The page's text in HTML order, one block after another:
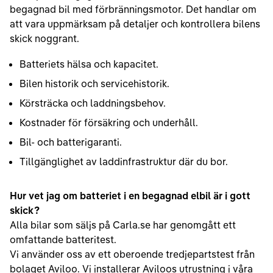
begagnad bil med förbränningsmotor. Det handlar om
att vara uppmärksam på detaljer och kontrollera bilens
skick noggrant.
Batteriets hälsa och kapacitet.
Bilen historik och servicehistorik.
Körsträcka och laddningsbehov.
Kostnader för försäkring och underhåll.
Bil- och batterigaranti.
Tillgänglighet av laddinfrastruktur där du bor.
Hur vet jag om batteriet i en begagnad elbil är i gott
skick?
Alla bilar som säljs på Carla.se har genomgått ett
omfattande batteritest.
Vi använder oss av ett oberoende tredjepartstest från
bolaget Aviloo. Vi installerar Aviloos utrustning i våra